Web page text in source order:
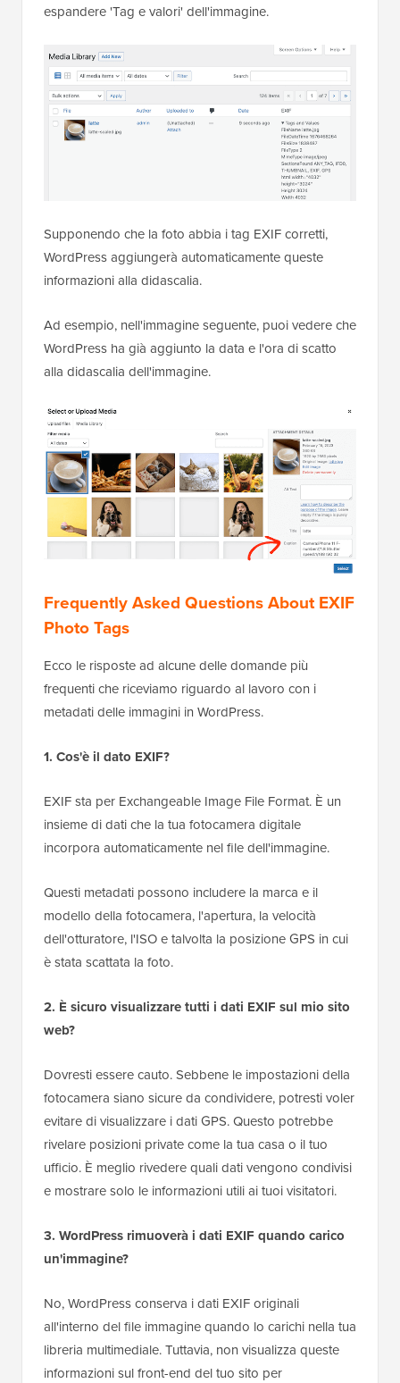
espandere 'Tag e valori' dell'immagine.
Supponendo che la foto abbia i tag EXIF corretti,
WordPress aggiungerà automaticamente queste
informazioni alla didascalia.
Ad esempio, nell'immagine seguente, puoi vedere che
WordPress ha già aggiunto la data e l'ora di scatto
alla didascalia dell'immagine.
Frequently Asked Questions About EXIF
Photo Tags
Ecco le risposte ad alcune delle domande più
frequenti che riceviamo riguardo al lavoro con i
metadati delle immagini in WordPress.
1. Cos'è il dato EXIF?
EXIF sta per Exchangeable Image File Format. È un
insieme di dati che la tua fotocamera digitale
incorpora automaticamente nel file dell'immagine.
Questi metadati possono includere la marca e il
modello della fotocamera, l'apertura, la velocità
dell'otturatore, l'ISO e talvolta la posizione GPS in cui
è stata scattata la foto.
2. È sicuro visualizzare tutti i dati EXIF sul mio sito
web?
Dovresti essere cauto. Sebbene le impostazioni della
fotocamera siano sicure da condividere, potresti voler
evitare di visualizzare i dati GPS. Questo potrebbe
rivelare posizioni private come la tua casa o il tuo
ufficio. È meglio rivedere quali dati vengono condivisi
e mostrare solo le informazioni utili ai tuoi visitatori.
3. WordPress rimuoverà i dati EXIF quando carico
un'immagine?
No, WordPress conserva i dati EXIF originali
all'interno del file immagine quando lo carichi nella tua
libreria multimediale. Tuttavia, non visualizza queste
informazioni sul front-end del tuo sito per